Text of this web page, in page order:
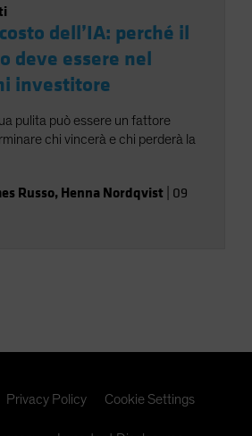
dell’IA: perché il
deve essere nel
investitore
pulita può essere un fattore
chi vincerà e chi perderà la
Russo, Henna Nordqvist 09
Privacy Policy Cookie Settings